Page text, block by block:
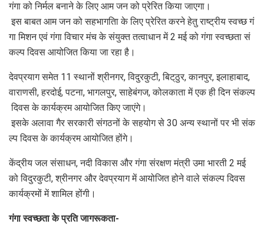
गंगा को निर्मल बनाने के लिए आम जन को प्रेरित किया जाएगा।
इस बाबत आम जन को सहभागतिा के लिए प्रेरित करने हेतु राष्ट्रीय स्वच्छ गं
गा मिशन एवं गंगा विचार मंच के संयुक्त तत्वाधान में 2 मई को गंगा स्वच्छता सं
कल्प दिवस आयोजित किया जा रहा है।
देवप्रयाग समेत 11 स्थानों श्रीनगर, विदुरकुटी, बिट्‌ठुर, कानपुर, इलाहाबाद,
वाराणसी, हरदोई, पटना, भागलपुर, साहेबंगज, कोलकाता में एक ही दिन संकल्प
दिवस के कार्यक्रम आयोजित किए जाएंगे।
इसके अलावा गैर सरकारी संगठनों के सहयोग से 30 अन्य स्थानों पर भी संक
ल्प दिवस के कार्यक्रम आयोजित होंगे।
केंद्रीय जल संसाधन, नदी विकास और गंगा संरक्षण मंत्री उमा भारती 2 मई
को विदुरकुटी, श्रीनगर और देवप्रयाग में आयोजित होने वाले संकल्प दिवस
कार्यक्रमों में शामिल होंगी।
गंगा स्वच्छता के प्रति जागरूकता-